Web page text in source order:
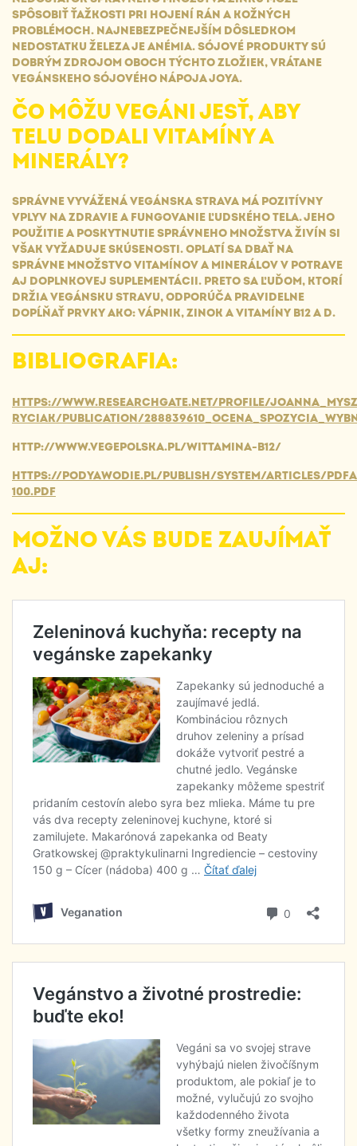
SPÔSOBIŤ ŤAŽKOSTI PRI HOJENÍ RÁN A KOŽNÝCH
PROBLÉMOCH. NAJNEBEZPEČNEJŠÍM DÔSLEDKOM
NEDOSTATKU ŽELEZA JE ANÉMIA. SÓJOVÉ PRODUKTY SÚ
DOBRÝM ZDROJOM OBOCH TÝCHTO ZLOŽIEK, VRÁTANE
VEGÁNSKEHO SÓJOVÉHO NÁPOJA JOYA.
ČO MÔŽU VEGÁNI JESŤ, ABY
TELU DODALI VITAMÍNY A
MINERÁLY?
SPRÁVNE VYVÁŽENÁ VEGÁNSKA STRAVA MÁ POZITÍVNY
VPLYV NA ZDRAVIE A FUNGOVANIE ĽUDSKÉHO TELA. JEHO
POUŽITIE A POSKYTNUTIE SPRÁVNEHO MNOŽSTVA ŽIVÍN SI
VŠAK VYŽADUJE SKÚSENOSTI. OPLATÍ SA DBAŤ NA
SPRÁVNE MNOŽSTVO VITAMÍNOV A MINERÁLOV V POTRAVE
AJ DOPLNKOVEJ SUPLEMENTÁCII. PRETO SA ĽUĎOM, KTORÍ
DRŽIA VEGÁNSKU STRAVU, ODPORÚČA PRAVIDELNE
DOPĹŇAŤ PRVKY AKO: VÁPNIK, ZINOK A VITAMÍNY B12 A D.
BIBLIOGRAFIA:
HTTPS://WWW.RESEARCHGATE.NET/PROFILE/
RYCIAK/PUBLICATION/
HTTP://WWW.VEGEPOLSKA.PL/WITTAMINA-B12/
HTTPS://PODYAWODIE.PL/PUBLISH/SYSTEM/ARTICLES/
100.PDF
MOŽNO VÁS BUDE ZAUJÍMAŤ
AJ: